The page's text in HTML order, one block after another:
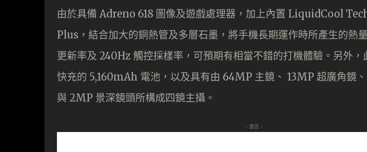
由於具備 Adreno 618 圖像及遊戲處理器，加上內置 LiquidCool
Plus，結合加大的銅熱管及多層石墨，將手機長期運作時所產生的熱
更新率及 240Hz 觸控採樣率，可預期有相當不錯的打機體驗。另外，
快充的 5,160mAh 電池，以及具有由 64MP 主鏡、 13MP 超廣角鏡
與 2MP 景深鏡頭所構成四鏡主攝。
- 廣告 -